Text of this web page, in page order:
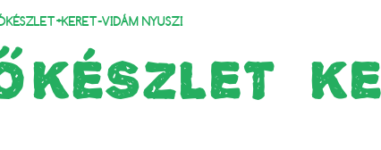
VIDÁM NYUSZI